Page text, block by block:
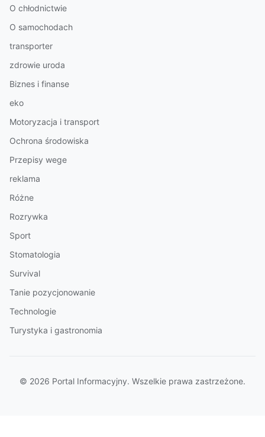
O chłodnictwie
O samochodach
transporter
zdrowie uroda
Biznes i finanse
eko
Motoryzacja i transport
Ochrona środowiska
Przepisy wege
reklama
Różne
Rozrywka
Sport
Stomatologia
Survival
Tanie pozycjonowanie
Technologie
Turystyka i gastronomia
© 2026 Portal Informacyjny. Wszelkie prawa zastrzeżone.